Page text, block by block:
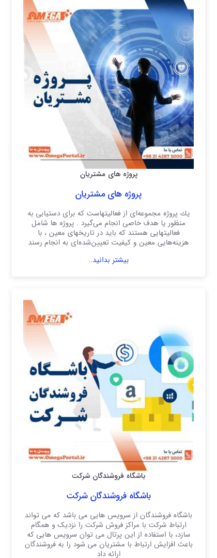
پروژه های مشتریان
پروژه های مشتریان
یك پروژه مجموعه‌ای از فعالیتهاست كه برای دستیابی به
منظور یا هدف خاصی انجام می‌گیرد . پروژه‌ ها شامل
فعالیتهایی هستند كه باید در تاریخهای معین ، با
هزینه‌هایی معین و كیفیت تعیین‌شده‌ای به انجام رسند
بیشتر بدانید..
باشگاه فروشندگان شرکت
باشگاه فروشندگان شرکت
باشگاه فروشندگان از سرویس هایی می باشد که می تواند
ارتباط شرکت با مراکز فروش شرکت را نزدیک و همگام
سازد، با استفاده از این پرتال می توان سرویس هایی که
باعث افزایش ارتباط با مشتریان می شود را به فروشندگان
ارائه داد